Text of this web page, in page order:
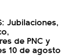
Jubilaciones,
de PNC y
10 de agosto